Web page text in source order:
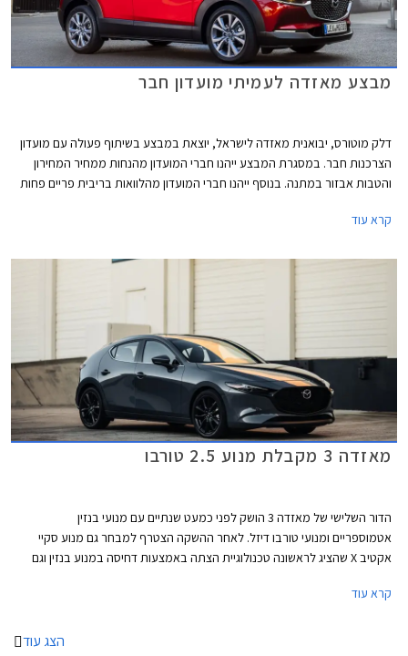
מבצע מאזדה לעמיתי מועדון חבר
דלק מוטורס, יבואנית מאזדה לישראל, יוצאת במבצע בשיתוף פעולה עם מועדון
הצרכנות חבר. במסגרת המבצע ייהנו חברי המועדון מהנחות ממחיר המחירון
והטבות אבזור במתנה. בנוסף ייהנו חברי המועדון מהלוואות בריבית פריים פחות
תוכנית המימון חבר ליס. המבצע יתקיים בכל אולמות התצוגה של מאזדה בין
קרא עוד
מאזדה 3 מקבלת מנוע 2.5 טורבו
הדור השלישי של מאזדה 3 הושק לפני כמעט שנתיים עם מנועי בנזין
אטמוספריים ומנועי טורבו דיזל. לאחר ההשקה הצטרף למבחר גם מנוע סקיי
אקטיב X שהציג לראשונה טכנולוגיית הצתה באמצעות דחיסה במנוע בנזין וגם
טורבו בנזין שנפוצים אצל המתחרות ובחרה בשיטות אחרות להפחתת צריכת
קרא עוד
הצג עוד